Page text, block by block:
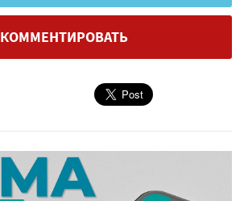
КОММЕНТИРОВАТЬ